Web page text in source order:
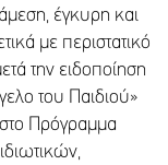
έγκυρη και
με περιστατικό
την ειδοποίηση
του Παιδιού»
στο Πρόγραμμα